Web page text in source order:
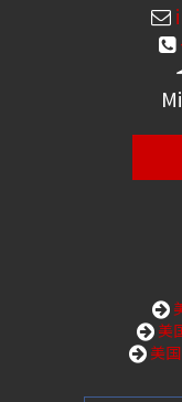
美
美国